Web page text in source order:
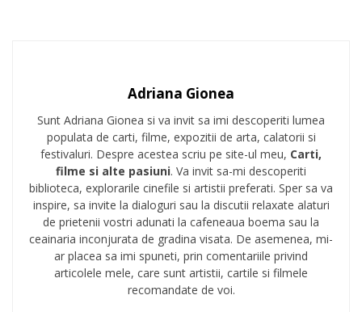
Adriana Gionea
Sunt Adriana Gionea si va invit sa imi descoperiti lumea
populata de carti, filme, expozitii de arta, calatorii si
festivaluri. Despre acestea scriu pe site-ul meu, Carti,
filme si alte pasiuni. Va invit sa-mi descoperiti
biblioteca, explorarile cinefile si artistii preferati. Sper sa va
inspire, sa invite la dialoguri sau la discutii relaxate alaturi
de prietenii vostri adunati la cafeneaua boema sau la
ceainaria inconjurata de gradina visata. De asemenea, mi-
ar placea sa imi spuneti, prin comentariile privind
articolele mele, care sunt artistii, cartile si filmele
recomandate de voi.